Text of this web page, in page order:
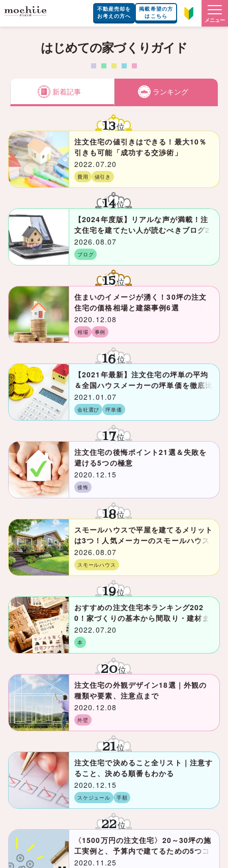
不動産売却を
お考えの方へ
掲載希望の方
はこちら
メニュー
はじめての家づくりガイド
新着記事 ランキング
13位
注文住宅の値引きはできる！最大10％
引きも可能「成功する交渉術」
2022.07.20
費用 値引き
14位
【2024年度版】リアルな声が満載！注
文住宅を建てたい人が読むべきブログ2
6選
2026.08.07
ブログ
15位
住まいのイメージが湧く！30坪の注文
住宅の価格相場と建築事例6選
2020.12.08
相場 事例
16位
【2021年最新】注文住宅の坪単の平均
＆全国ハウスメーカーの坪単価を徹底比
較！
2021.01.07
会社選び 坪単価
17位
注文住宅の後悔ポイント21選＆失敗を
避ける5つの極意
2020.12.15
後悔
18位
スモールハウスで平屋を建てるメリット
は3つ！人気メーカーのスモールハウス
を徹底比較
2026.08.07
スモールハウス
19位
おすすめの注文住宅本ランキング202
0！家づくりの基本から間取り・建材ま
で
2022.07.20
本
20位
注文住宅の外観デザイン18選｜外観の
種類や要素、注意点まで
2020.12.08
外壁
21位
注文住宅で決めること全リスト｜注意す
ること、決める順番もわかる
2020.12.15
スケジュール 手順
22位
〈1500万円の注文住宅〉20～30坪の施
工実例と、予算内で建てるための5つコ
ツ
2020.11.25